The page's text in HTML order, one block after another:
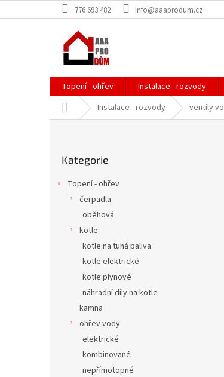
na
776 693 482 info@aaaprodum.cz
Topení - ohřev Instalace - rozvody
Domů Instalace - rozvody ventily
kategorie
Kategorie
Topení - ohřev
čerpadla
oběhová
kotle
kotle na tuhá paliva
kotle elektrické
kotle plynové
náhradní díly na kotle
kamna
ohřev vody
elektrické
kombinované
nepřímotopné